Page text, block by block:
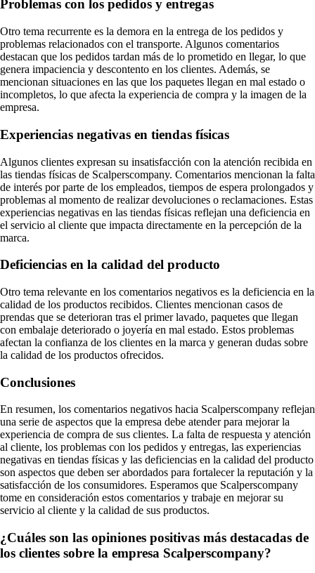
Problemas con los pedidos y entregas
Otro tema recurrente es la demora en la entrega de los pedidos y
problemas relacionados con el transporte. Algunos comentarios
destacan que los pedidos tardan más de lo prometido en llegar, lo que
genera impaciencia y descontento en los clientes. Además, se
mencionan situaciones en las que los paquetes llegan en mal estado o
incompletos, lo que afecta la experiencia de compra y la imagen de la
empresa.
Experiencias negativas en tiendas físicas
Algunos clientes expresan su insatisfacción con la atención recibida en
las tiendas físicas de Scalperscompany. Comentarios mencionan la falta
de interés por parte de los empleados, tiempos de espera prolongados y
problemas al momento de realizar devoluciones o reclamaciones. Estas
experiencias negativas en las tiendas físicas reflejan una deficiencia en
el servicio al cliente que impacta directamente en la percepción de la
marca.
Deficiencias en la calidad del producto
Otro tema relevante en los comentarios negativos es la deficiencia en la
calidad de los productos recibidos. Clientes mencionan casos de
prendas que se deterioran tras el primer lavado, paquetes que llegan
con embalaje deteriorado o joyería en mal estado. Estos problemas
afectan la confianza de los clientes en la marca y generan dudas sobre
la calidad de los productos ofrecidos.
Conclusiones
En resumen, los comentarios negativos hacia Scalperscompany reflejan
una serie de aspectos que la empresa debe atender para mejorar la
experiencia de compra de sus clientes. La falta de respuesta y atención
al cliente, los problemas con los pedidos y entregas, las experiencias
negativas en tiendas físicas y las deficiencias en la calidad del producto
son aspectos que deben ser abordados para fortalecer la reputación y la
satisfacción de los consumidores. Esperamos que Scalperscompany
tome en consideración estos comentarios y trabaje en mejorar su
servicio al cliente y la calidad de sus productos.
¿Cuáles son las opiniones positivas más destacadas de
los clientes sobre la empresa Scalperscompany?